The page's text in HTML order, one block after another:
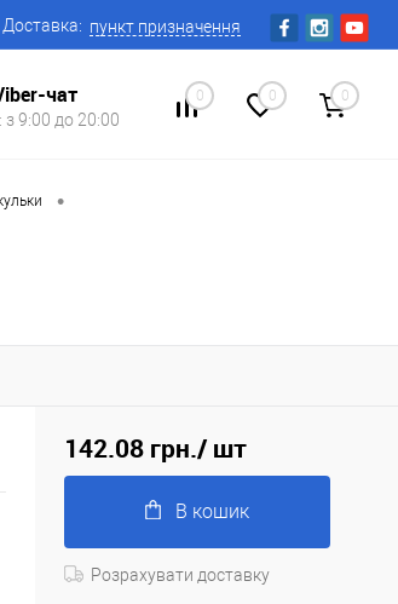
Доставка: пункт призначення
чат
9:00 до 20:00
0 0 0
•
142.08 грн./ шт
В кошик
Розрахувати доставку